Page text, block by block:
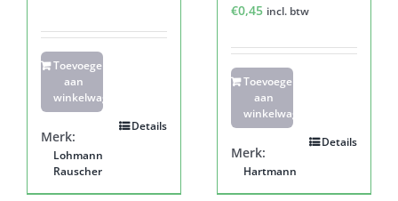
Toevoegen
aan
winkelwagen
Details
Merk:
Lohmann
Rauscher
€0,45 incl. btw
Toevoegen
aan
winkelwagen
Details
Merk:
Hartmann